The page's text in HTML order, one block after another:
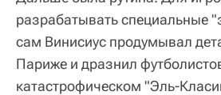
разрабатывать специальные
сам Винисиус продумывал
Париже и дразнил
катастрофическом "Эль-